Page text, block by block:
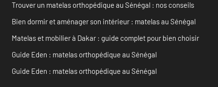
Trouver un matelas orthopédique au Sénégal : nos conseils
Bien dormir et aménager son intérieur : matelas au Sénégal
Matelas et mobilier à Dakar : guide complet pour bien choisir
Guide Eden : matelas orthopédique au Sénégal
Guide Eden : matelas orthopédique au Sénégal